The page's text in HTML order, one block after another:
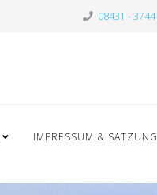
08431 - 3744
IMPRESSUM & SATZUNG